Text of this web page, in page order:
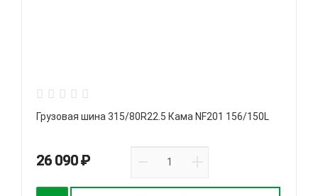
Грузовая шина 315/80R22.5 Кама NF201 156/150L
26 090 ₽